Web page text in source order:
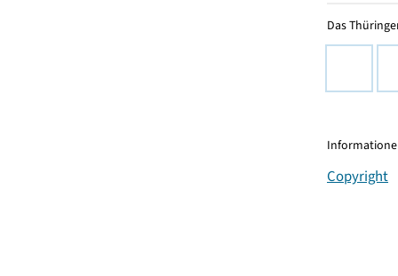
Das
Copyright